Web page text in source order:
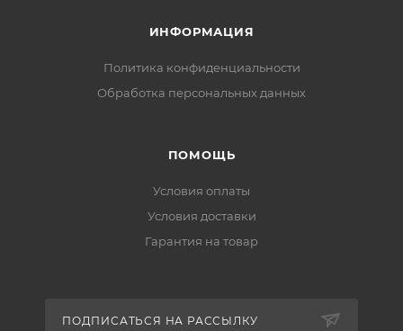
скоплению грязи и отложений, способствующих
Комплект поставки:
ИНФОРМАЦИЯ
Политика конфиденциальности
Обработка персональных данных
ПОМОЩЬ
Условия оплаты
Условия доставки
Гарантия на товар
ПОДПИСАТЬСЯ НА РАССЫЛКУ